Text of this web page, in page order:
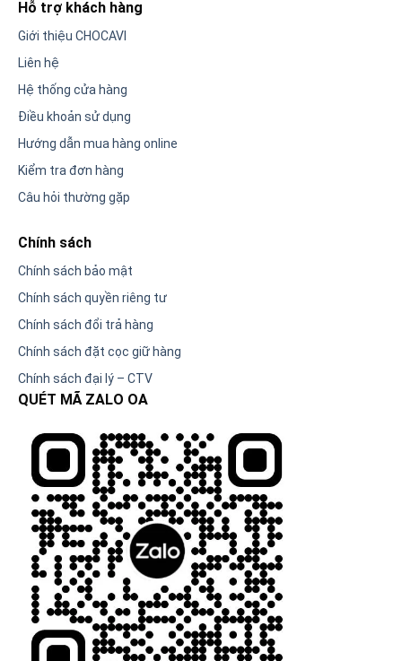
Hỗ trợ khách hàng
Giới thiệu CHOCAVI
Liên hệ
Hệ thống cửa hàng
Điều khoản sử dụng
Hướng dẫn mua hàng online
Kiểm tra đơn hàng
Câu hỏi thường gặp
Chính sách
Chính sách bảo mật
Chính sách quyền riêng tư
Chính sách đổi trả hàng
Chính sách đặt cọc giữ hàng
Chính sách đại lý – CTV
QUÉT MÃ ZALO OA